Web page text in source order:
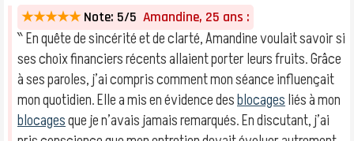
★★★★★ Note: 5/5 Amandine, 25 ans :
‶ En quête de sincérité et de clarté, Amandine voulait savoir si
ses choix financiers récents allaient porter leurs fruits. Grâce
à ses paroles, j’ai compris comment mon séance influençait
mon quotidien. Elle a mis en évidence desblocagesliés à mon
blocagesque je n’avais jamais remarqués. En discutant, j’ai